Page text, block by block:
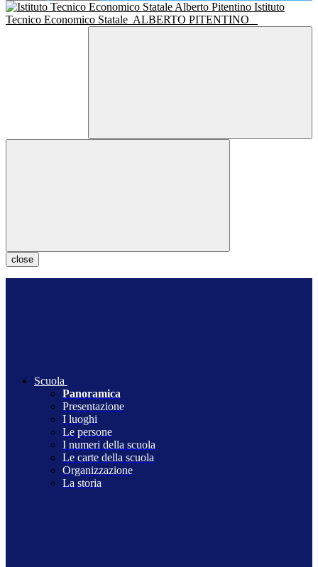
Istituto
Tecnico Economico Statale ALBERTO PITENTINO
close
Scuola
Panoramica
Presentazione
I luoghi
Le persone
I numeri della scuola
Le carte della scuola
Organizzazione
La storia